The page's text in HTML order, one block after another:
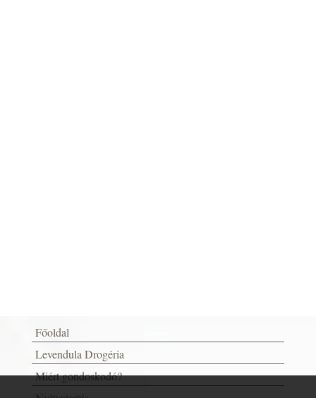
Főoldal
Levendula Drogéria
Miért gondoskodó?